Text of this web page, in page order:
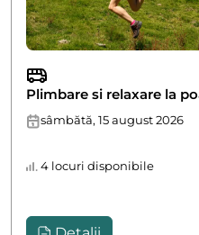
Plimbare si relaxare la
sâmbătă, 15 august 2026
4 locuri disponibile